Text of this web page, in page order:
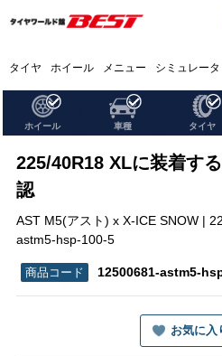
タイヤ ホイール メニュー シミュレータ
ホイール 車種 タイヤ
225/40R18 XLに装着す
認
AST M5(アスト) x X-ICE SNOW |
astm5-hsp-100-5
12500681-astm5-
お気に入